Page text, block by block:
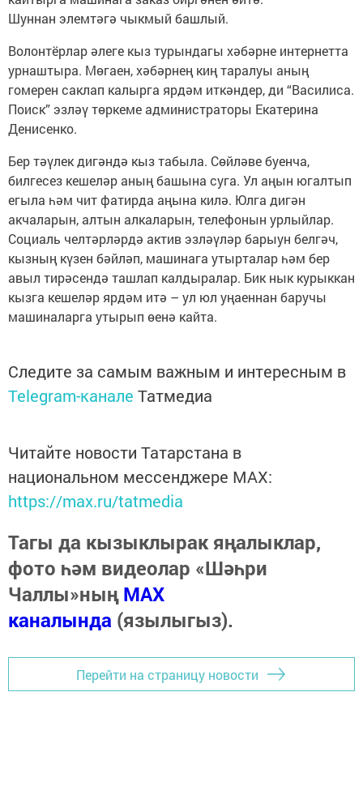
Шуннан элемтәгә чыкмый башлый.
Волонтёрлар әлеге кыз турындагы хәбәрне интернетта
урнаштыра. Мөгаен, хәбәрнең киң таралуы аның
гомерен саклап калырга ярдәм иткәндер, ди “Василиса.
Поиск” эзләү төркеме администраторы Екатерина
Денисенко.
Бер тәүлек дигәндә кыз табыла. Сөйләве буенча,
билгесез кешеләр аның башына суга. Ул аңын югалтып
егыла һәм чит фатирда аңына килә. Юлга дигән
акчаларын, алтын алкаларын, телефонын урлыйлар.
Социаль челтәрләрдә актив эзләүләр барыун белгәч,
кызның күзен бәйләп, машинага утырталар һәм бер
авыл тирәсендә ташлап калдыралар. Бик нык курыккан
кызга кешеләр ярдәм итә – ул юл уңаеннан баручы
машиналарга утырып өенә кайта.
Следите за самым важным и интересным в
Telegram-канале Татмедиа
Читайте новости Татарстана в
национальном мессенджере MАХ:
https://max.ru/tatmedia
Тагы да кызыклырак яңалыклар,
фото һәм видеолар «Шәһри
Чаллы»ныңMAX
каналында (язылыгыз).
Перейти на страницу новости